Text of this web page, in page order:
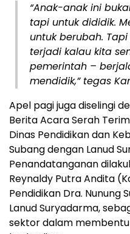
“Anak-anak ini
tapi untuk dididik.
untuk berubah.
terjadi kalau kita
pemerintah –
mendidik,” tegas
Apel pagi juga diselingi
Berita Acara Serah
Dinas Pendidikan dan
Subang dengan Lanud
Penandatanganan
Reynaldy Putra Andita
Pendidikan Dra. Nunung
Lanud Suryadarma,
sektor dalam